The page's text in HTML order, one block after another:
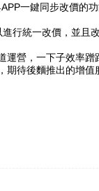
一鍵同步改價的
行統一改價，並且
營，一下子效率蹭
期待後麵推出的增